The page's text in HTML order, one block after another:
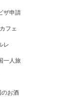
ザ申請
フェ
レ
一人旅
のお酒